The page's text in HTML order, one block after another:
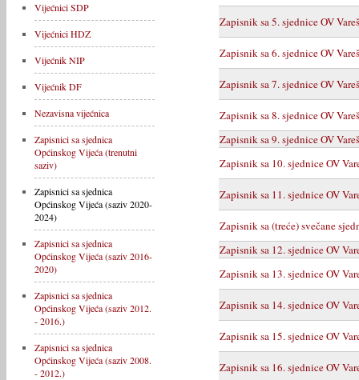
Vijećnici SDP
Vijećnici HDZ
Vijećnik NIP
Vijećnik DF
Nezavisna vijećnica
Zapisnici sa sjednica
Općinskog Vijeća (trenutni
saziv)
Zapisnici sa sjednica
Općinskog Vijeća (saziv 2020-
2024)
Zapisnici sa sjednica
Općinskog Vijeća (saziv 2016-
2020)
Zapisnici sa sjednica
Općinskog Vijeća (saziv 2012.
- 2016.)
Zapisnici sa sjednica
Općinskog Vijeća (saziv 2008.
- 2012.)
Zapisnik sa 5. sjednice OV
Zapisnik sa 6. sjednice OV
Zapisnik sa 7. sjednice OV
Zapisnik sa 8. sjednice OV
Zapisnik sa 9. sjednice OV
Zapisnik sa 10. sjednice OV
Zapisnik sa 11. sjednice OV
Zapisnik sa (treće) svečane
Zapisnik sa 12. sjednice OV
Zapisnik sa 13. sjednice OV
Zapisnik sa 14. sjednice OV
Zapisnik sa 15. sjednice OV
Zapisnik sa 16. sjednice OV